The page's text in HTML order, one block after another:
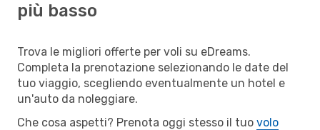
più basso
Trova le migliori offerte per voli su eDreams.
Completa la prenotazione selezionando le date del
tuo viaggio, scegliendo eventualmente un hotel e
un'auto da noleggiare.
Che cosa aspetti? Prenota oggi stesso il tuo volo